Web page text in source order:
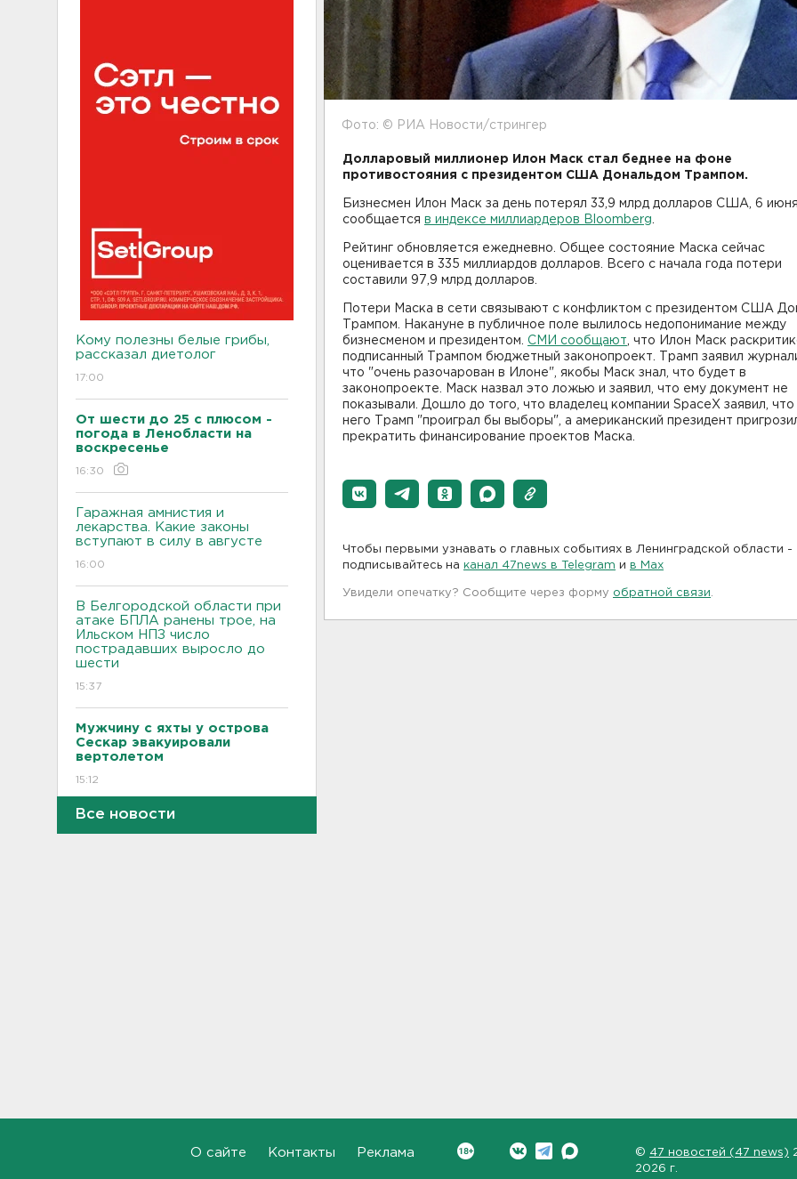
Кому полезны белые грибы,
рассказал диетолог
17:00
От шести до 25 с плюсом -
погода в Ленобласти на
воскресенье
16:30
Гаражная амнистия и
лекарства. Какие законы
вступают в силу в августе
16:00
В Белгородской области при
атаке БПЛА ранены трое, на
Ильском НПЗ число
пострадавших выросло до
шести
15:37
Мужчину с яхты у острова
Сескар эвакуировали
вертолетом
15:12
В Севастополе после атаки
БПЛА повреждены 15
Все новости
Фото: © РИА Новости/стрингер
Долларовый миллионер Илон Маск стал беднее на фоне
противостояния с президентом США Дональдом Трампом.
Бизнесмен Илон Маск за день потерял 33,9 млрд долларов США, 6 июня
сообщается в индексе миллиардеров Bloomberg
Рейтинг обновляется ежедневно. Общее состояние Маска сейчас
оценивается в 335 миллиардов долларов. Всего с начала года потери
составили 97,9 млрд долларов.
Потери Маска в сети связывают с конфликтом с президентом США
Трампом. Накануне в публичное поле вылилось недопонимание между
бизнесменом и президентом. СМИ сообщают , что Илон Маск
подписанный Трампом бюджетный законопроект. Трамп заявил
что "очень разочарован в Илоне", якобы Маск знал, что будет в
законопроекте. Маск назвал это ложью и заявил, что ему документ не
показывали. Дошло до того, что владелец компании SpaceX заявил, что
него Трамп "проиграл бы выборы", а американский президент
прекратить финансирование проектов Маска.
Чтобы первыми узнавать о главных событиях в Ленинградской области -
подписывайтесь на канал 47news в Telegram и в Maх
Увидели опечатку? Сообщите через форму обратной связи
О сайте Контакты Реклама © 47 новостей (47 news)
2026 г.